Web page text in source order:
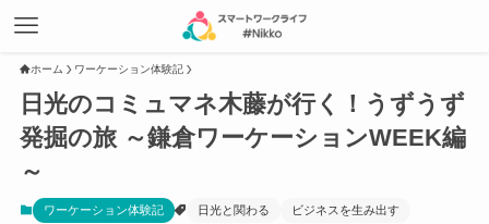
ホーム ワーケーション体験記
日光のコミュマネ木藤が行く！うずうず
発掘の旅 ～鎌倉ワーケーションWEEK編
～
ワーケーション体験記 日光と関わる ビジネスを生み出す